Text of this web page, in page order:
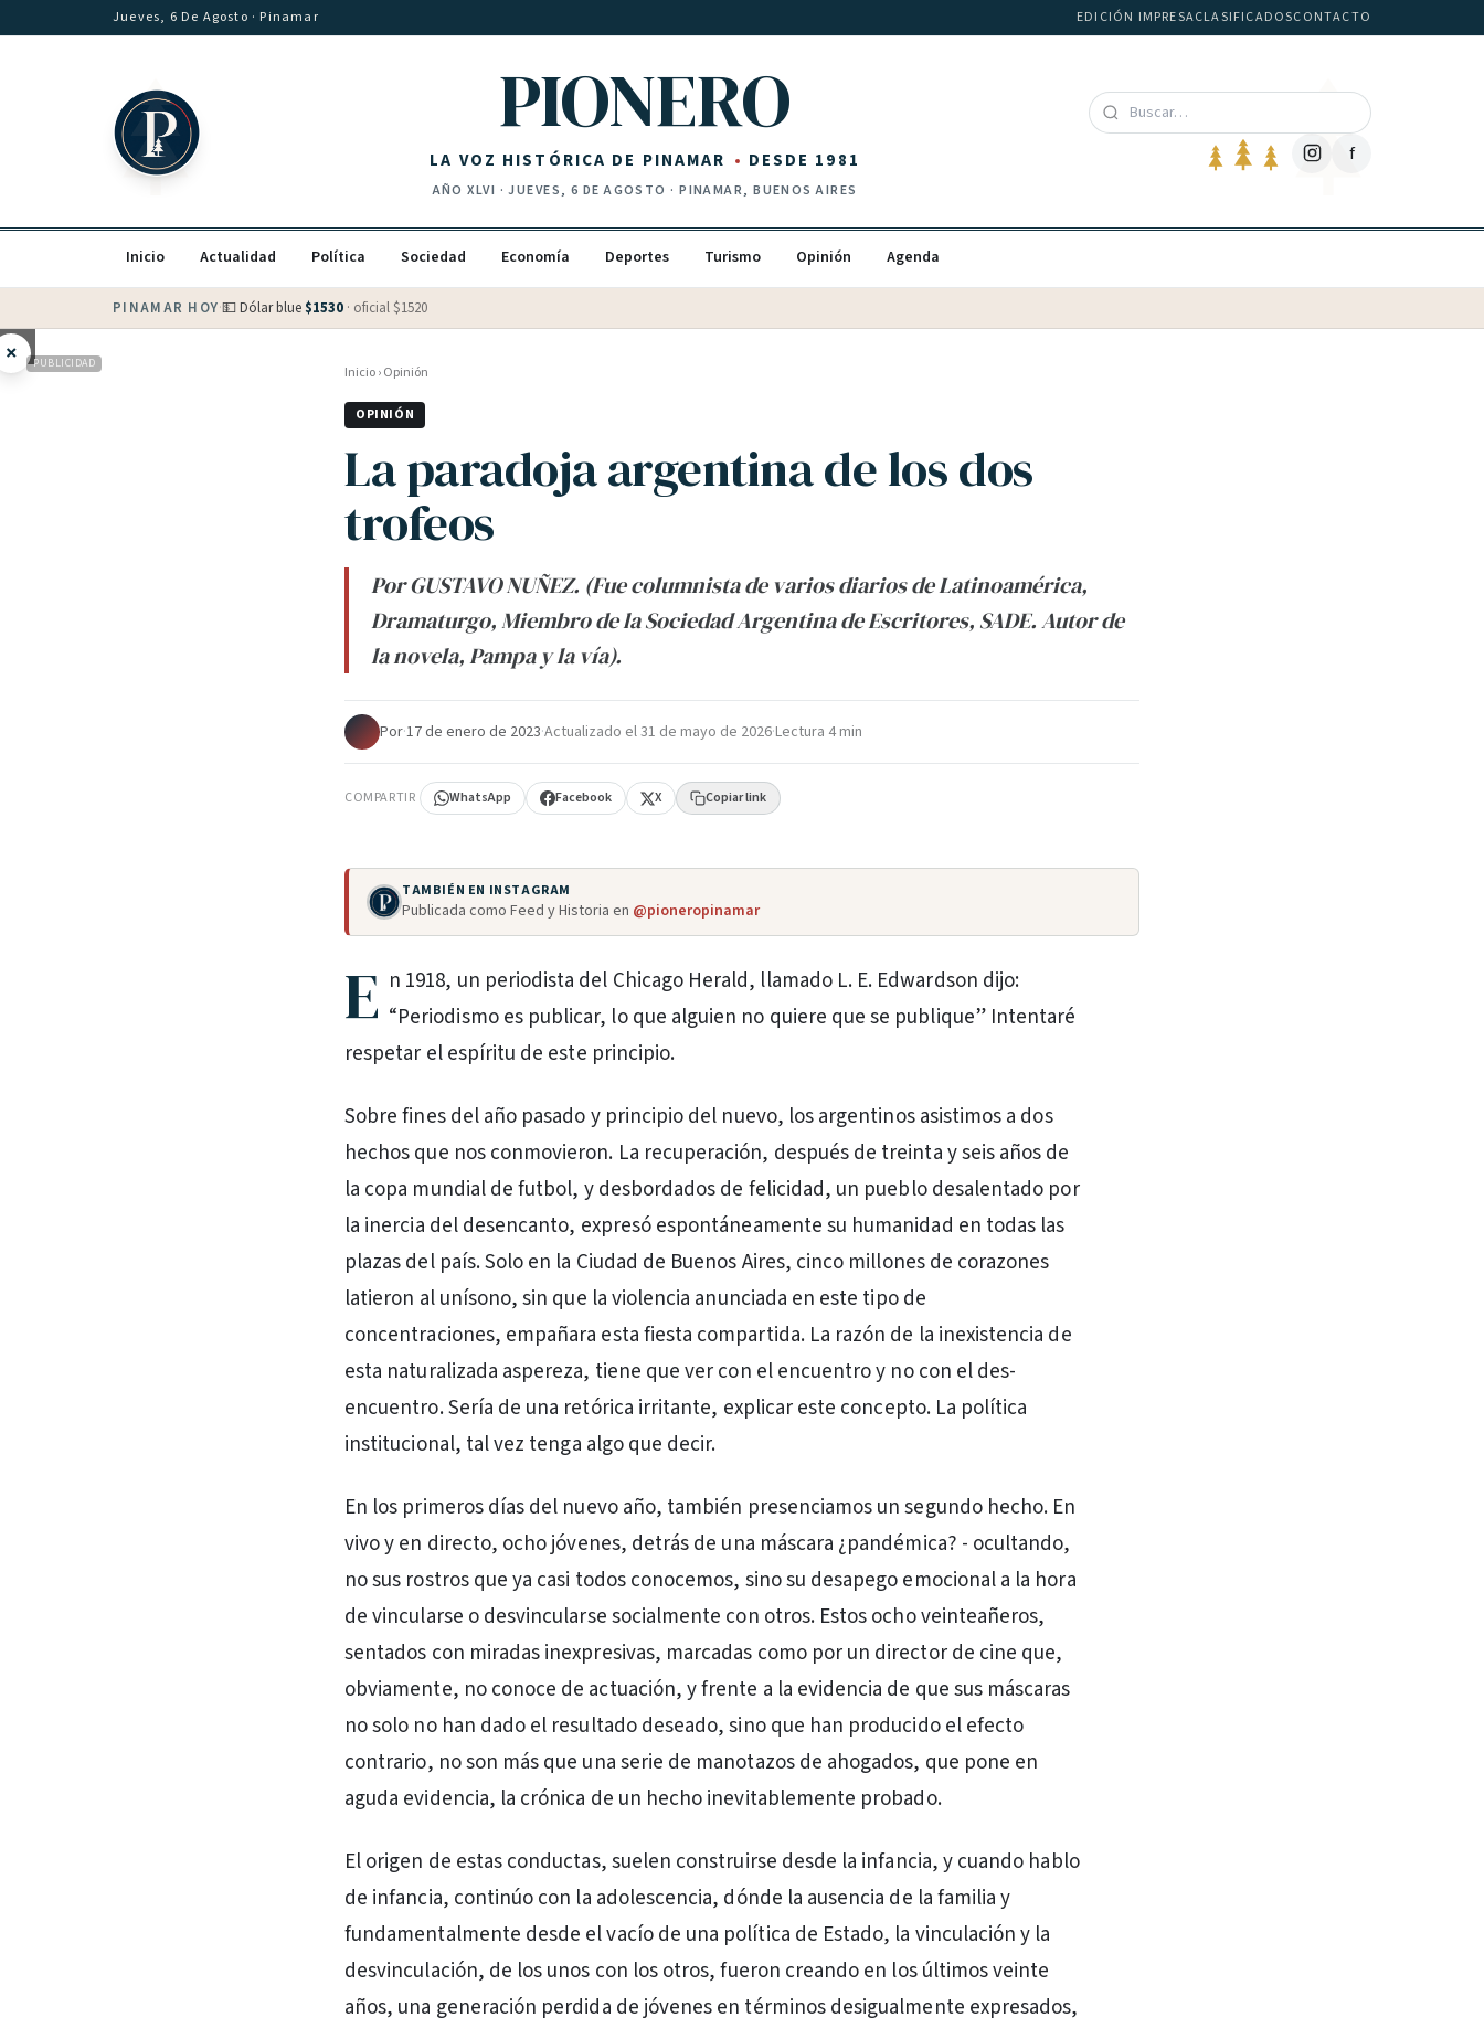
Saltar al contenidoJueves, 6 De Agosto · Pinamar EDICIÓN IMPRESACLASIFICADOSCONTACTO
PIONERO
LA VOZ HISTÓRICA DE PINAMAR DESDE 1981
AÑOXLVI ·JUEVES, 6 DE AGOSTO · PINAMAR, BUENOS AIRES
f
Inicio Actualidad Política Sociedad Economía Deportes Turismo Opinión Agenda
PINAMAR HOY·💵 Dólar blue $1530 · oficial $1520
× PUBLICIDAD Inicio›Opinión
OPINIÓN
La paradoja argentina de los dos
trofeos
Por GUSTAVO NUÑEZ. (Fue columnista de varios diarios de Latinoamérica,
Dramaturgo, Miembro de la Sociedad Argentina de Escritores, SADE. Autor de
la novela, Pampa y la vía).
Por·17 de enero de 2023·Actualizado el31 de mayo de 2026·Lectura 4 min
COMPARTIR WhatsApp Facebook X Copiar link
TAMBIÉN EN INSTAGRAM
Publicada como Feed y Historia en @pioneropinamar
E n 1918, un periodista del Chicago Herald, llamado L. E. Edwardson dijo:
“Periodismo es publicar, lo que alguien no quiere que se publique” Intentaré
respetar el espíritu de este principio.
Sobre fines del año pasado y principio del nuevo, los argentinos asistimos a dos
hechos que nos conmovieron. La recuperación, después de treinta y seis años de
la copa mundial de futbol, y desbordados de felicidad, un pueblo desalentado por
la inercia del desencanto, expresó espontáneamente su humanidad en todas las
plazas del país. Solo en la Ciudad de Buenos Aires, cinco millones de corazones
latieron al unísono, sin que la violencia anunciada en este tipo de
concentraciones, empañara esta fiesta compartida. La razón de la inexistencia de
esta naturalizada aspereza, tiene que ver con el encuentro y no con el des-
encuentro. Sería de una retórica irritante, explicar este concepto. La política
institucional, tal vez tenga algo que decir.
En los primeros días del nuevo año, también presenciamos un segundo hecho. En
vivo y en directo, ocho jóvenes, detrás de una máscara ¿pandémica? - ocultando,
no sus rostros que ya casi todos conocemos, sino su desapego emocional a la hora
de vincularse o desvincularse socialmente con otros. Estos ocho veinteañeros,
sentados con miradas inexpresivas, marcadas como por un director de cine que,
obviamente, no conoce de actuación, y frente a la evidencia de que sus máscaras
no solo no han dado el resultado deseado, sino que han producido el efecto
contrario, no son más que una serie de manotazos de ahogados, que pone en
aguda evidencia, la crónica de un hecho inevitablemente probado.
El origen de estas conductas, suelen construirse desde la infancia, y cuando hablo
de infancia, continúo con la adolescencia, dónde la ausencia de la familia y
fundamentalmente desde el vacío de una política de Estado, la vinculación y la
desvinculación, de los unos con los otros, fueron creando en los últimos veinte
años, una generación perdida de jóvenes en términos desigualmente expresados,